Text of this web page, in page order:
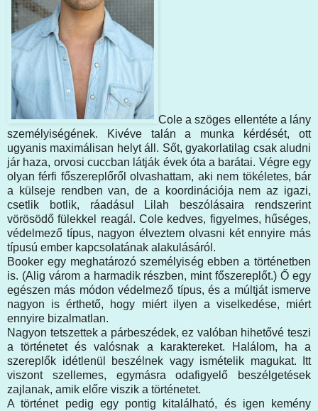
Cole a szöges ellentéte a lány
személyiségének. Kivéve talán a munka kérdését, ott
ugyanis maximálisan helyt áll. Sőt, gyakorlatilag csak aludni
jár haza, orvosi cuccban látják évek óta a barátai. Végre egy
olyan férfi főszereplőről olvashattam, aki nem tökéletes, bár
a külseje rendben van, de a koordinációja nem az igazi,
csetlik botlik, ráadásul Lilah beszólásaira rendszerint
vörösödő fülekkel reagál. Cole kedves, figyelmes, hűséges,
védelmező típus, nagyon élveztem olvasni két ennyire más
típusú ember kapcsolatának alakulásáról.
Booker egy meghatározó személyiség ebben a történetben
is. (Alig várom a harmadik részben, mint főszereplőt.) Ő egy
egészen más módon védelmező típus, és a múltját ismerve
nagyon is érthető, hogy miért ilyen a viselkedése, miért
ennyire bizalmatlan.
Nagyon tetszettek a párbeszédek, ez valóban hihetővé teszi
a történetet és valósnak a karaktereket. Halálom, ha a
szereplők idétlenül beszélnek vagy ismételik magukat. Itt
viszont szellemes, egymásra odafigyelő beszélgetések
zajlanak, amik előre viszik a történetet.
A történet pedig egy pontig kitalálható, és igen kemény